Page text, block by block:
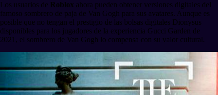
Los usuarios de Roblox ahora pueden obtener versiones digitales del
famoso sombrero de paja de Van Gogh para sus avatares. Aunque es
posible que no tengan el prestigio de las bolsas digitales Dionysus
disponibles para los jugadores de la experiencia Gucci Garden de
2021, el sombrero de Van Gogh lo compensa con su valor cultural.